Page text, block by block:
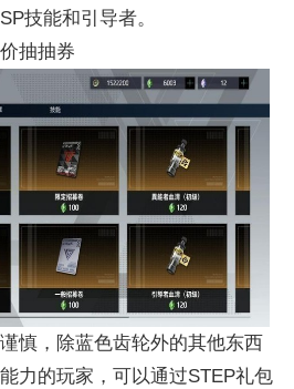
技能和引导者。
抽抽券
慎，除蓝色齿轮外的其他东西
力的玩家，可以通过STEP礼包